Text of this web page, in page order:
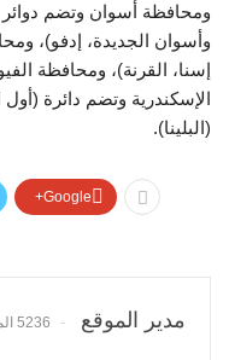
ومحافظة أسوان وتضم دوائر
وأسوان الجديدة، إدفو)،
إسنا، القرنة)، ومحافظة
الإسكندرية وتضم دائرة
(البلينا).
Google+
مدير الموقع 5236 المشاركات